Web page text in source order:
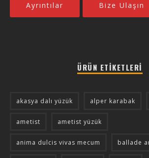
Ayrıntılar Bize Ulaşın
ÜRÜN ETIKETLERI
akasya dalı yüzük alper karabak
ametist ametist yüzük
anima dulcis vivas mecum ballade